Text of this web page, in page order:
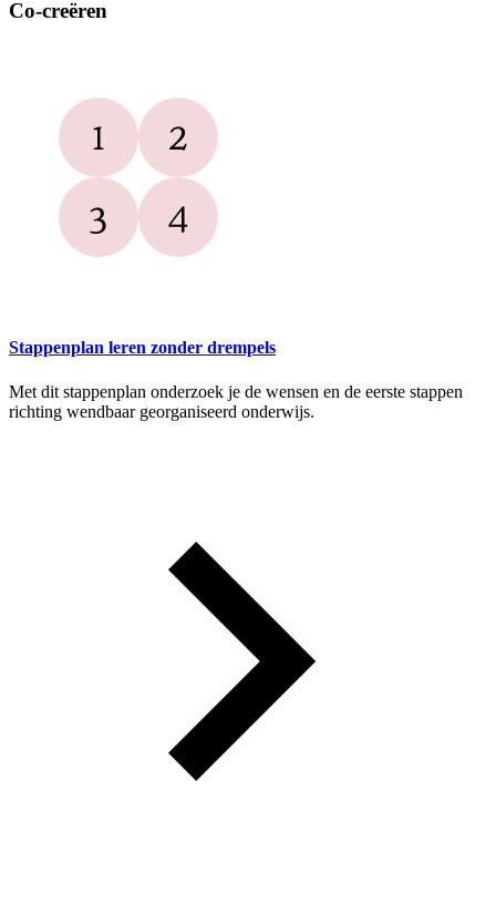
Co-creëren
Stappenplan leren zonder drempels
Met dit stappenplan onderzoek je de wensen en de eerste stappen
richting wendbaar georganiseerd onderwijs.